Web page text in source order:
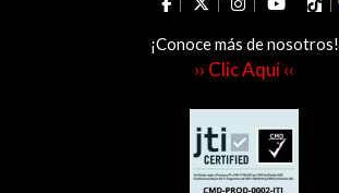
¡Conoce más de nosotros!
›› Clic Aquí ‹‹